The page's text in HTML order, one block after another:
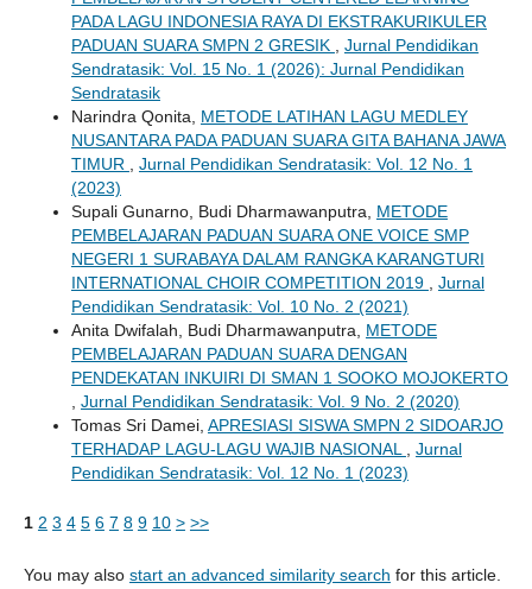
PADA LAGU INDONESIA RAYA DI EKSTRAKURIKULER
PADUAN SUARA SMPN 2 GRESIK
Jurnal Pendidikan
Sendratasik: Vol. 15 No. 1 (2026): Jurnal Pendidikan
Sendratasik
Narindra Qonita, METODE LATIHAN LAGU MEDLEY
NUSANTARA PADA PADUAN SUARA GITA BAHANA JAWA
TIMUR
Jurnal Pendidikan Sendratasik: Vol. 12 No. 1
(2023)
Supali Gunarno, Budi Dharmawanputra, METODE
PEMBELAJARAN PADUAN SUARA ONE VOICE SMP
NEGERI 1 SURABAYA DALAM RANGKA KARANGTURI
INTERNATIONAL CHOIR COMPETITION 2019
Jurnal
Pendidikan Sendratasik: Vol. 10 No. 2 (2021)
Anita Dwifalah, Budi Dharmawanputra, METODE
PEMBELAJARAN PADUAN SUARA DENGAN
PENDEKATAN INKUIRI DI SMAN 1 SOOKO MOJOKERTO
Jurnal Pendidikan Sendratasik: Vol. 9 No. 2 (2020)
Tomas Sri Damei, APRESIASI SISWA SMPN 2 SIDOARJO
TERHADAP LAGU-LAGU WAJIB NASIONAL
Jurnal
Pendidikan Sendratasik: Vol. 12 No. 1 (2023)
1 2 3 4 5 6 7 8 9 10 > >>
You may also start an advanced similarity search for this article.